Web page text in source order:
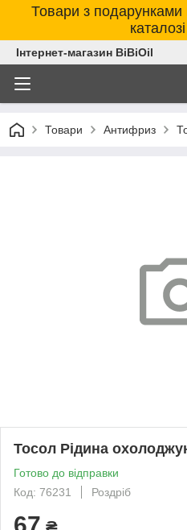
Товари з подарунками
Інтернет-магазин BiBiOil
Товари Антифриз
Тосол Рідина
Готово до відправки
Код: 76231
Роздріб